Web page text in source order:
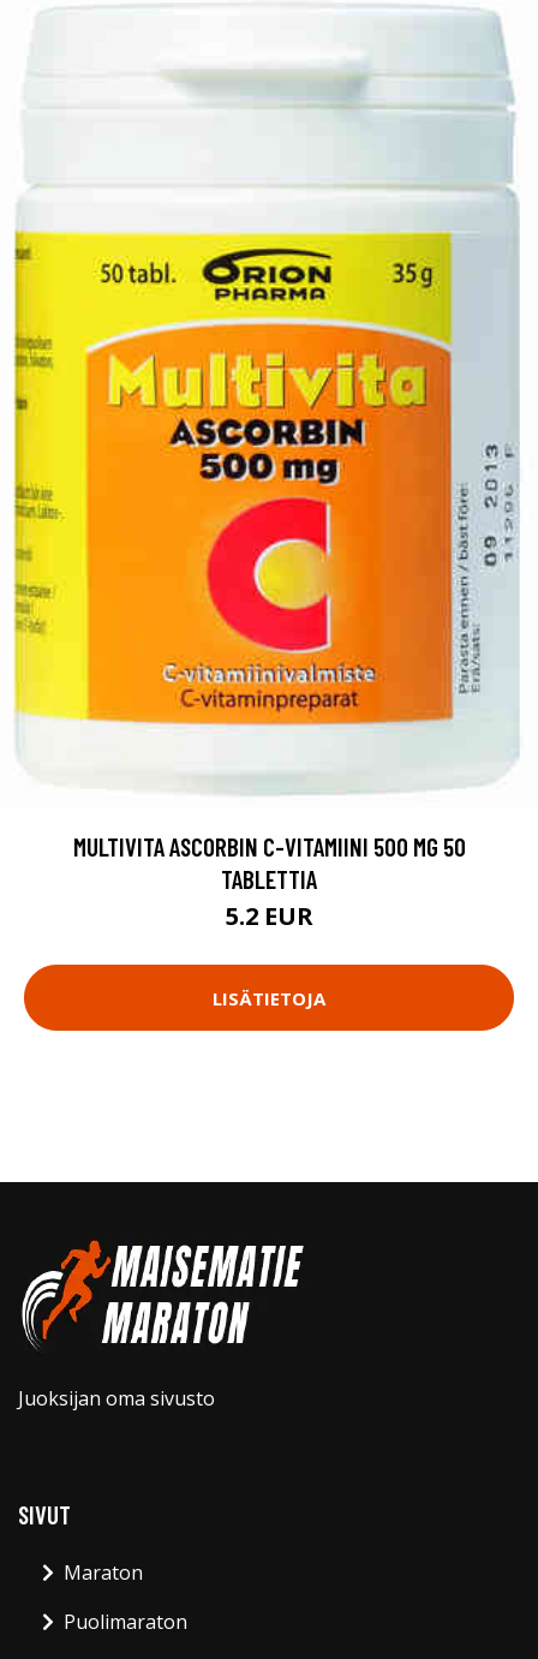
MULTIVITA ASCORBIN C-VITAMIINI 500 MG 50
TABLETTIA
5.2 EUR
LISÄTIETOJA
Juoksijan oma sivusto
SIVUT
Maraton
Puolimaraton